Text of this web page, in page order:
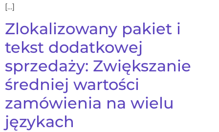
[…]
Zlokalizowany pakiet i
tekst dodatkowej
sprzedaży: Zwiększanie
średniej wartości
zamówienia na wielu
językach